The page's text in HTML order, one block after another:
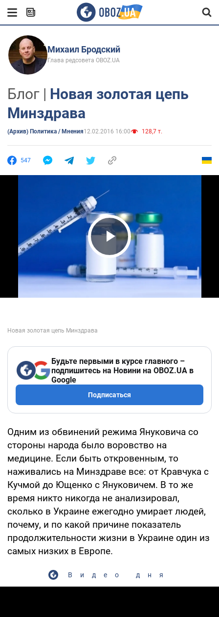
Михаил Бродский
Глава редсовета OBOZ.UA
Блог | Новая золотая цепь
Минздрава
(Архив) Политика / Мнения12.02.2016 16:00 128,7 т.
547
Play Video
Будьте первыми в курсе главного –
подпишитесь на Новини на OBOZ.UA в
Google
Подписаться
Одним из обвинений режима Януковича со
стороны народа было воровство на
медицине. Если быть откровенным, то
наживались на Минздраве все: от Кравчука с
Кучмой до Ющенко с Януковичем. В то же
время никто никогда не анализировал,
сколько в Украине ежегодно умирает людей,
почему, и по какой причине показатель
продолжительности жизни в Украине один из
самых низких в Европе.
Видео дня